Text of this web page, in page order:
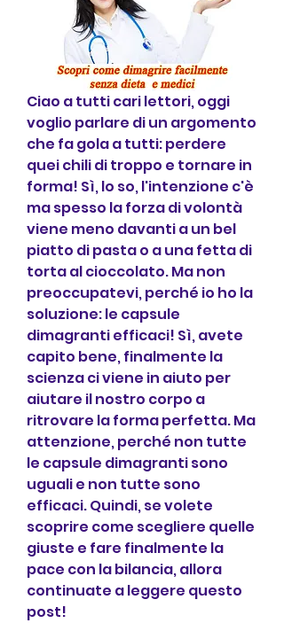
Ciao a tutti cari lettori, oggi
voglio parlare di un argomento
che fa gola a tutti: perdere
quei chili di troppo e tornare in
forma! Sì, lo so, l'intenzione c'è
ma spesso la forza di volontà
viene meno davanti a un bel
piatto di pasta o a una fetta di
torta al cioccolato. Ma non
preoccupatevi, perché io ho la
soluzione: le capsule
dimagranti efficaci! Sì, avete
capito bene, finalmente la
scienza ci viene in aiuto per
aiutare il nostro corpo a
ritrovare la forma perfetta. Ma
attenzione, perché non tutte
le capsule dimagranti sono
uguali e non tutte sono
efficaci. Quindi, se volete
scoprire come scegliere quelle
giuste e fare finalmente la
pace con la bilancia, allora
continuate a leggere questo
post!